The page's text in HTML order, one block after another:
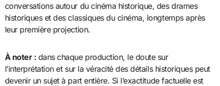
conversations autour du cinéma historique, des drames
historiques et des classiques du cinéma, longtemps après
leur première projection.
À noter : dans chaque production, le doute sur
l’interprétation et sur la véracité des détails historiques peut
devenir un sujet à part entière. Si l’exactitude factuelle est